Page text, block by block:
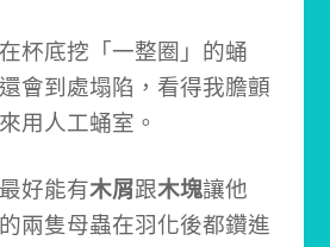
杯底挖「一整圈」的蛹
會到處塌陷， 看得我膽顫
用人工蛹室。
好能有木屑跟木塊讓他
兩隻母蟲在羽化後都鑽進